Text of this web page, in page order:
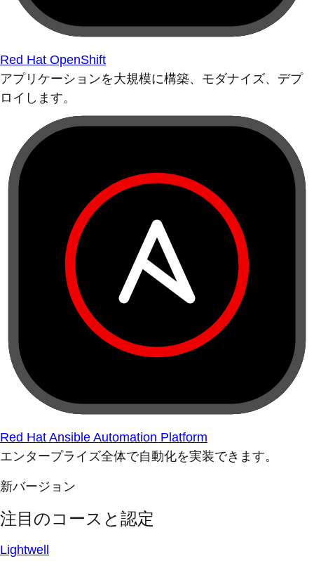
Red Hat OpenShift
アプリケーションを大規模に構築、モダナイズ、デプ
ロイします。
Red Hat Ansible Automation Platform
エンタープライズ全体で自動化を実装できます。
新バージョン
注目のコースと認定
Lightwell